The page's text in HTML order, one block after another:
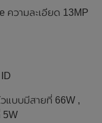
ความละเอียด 13MP
แบบมีสายที่ 66W ,
5W